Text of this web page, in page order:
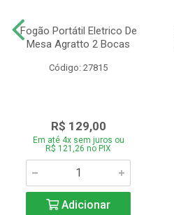
Fogão Portátil Eletrico De
Mesa Agratto 2 Bocas
Código: 27815
R$ 129,00
Em até 4x sem juros ou
R$ 121,26 no PIX
Adicionar